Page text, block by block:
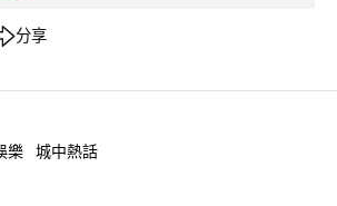
分享
樂 城中熱話